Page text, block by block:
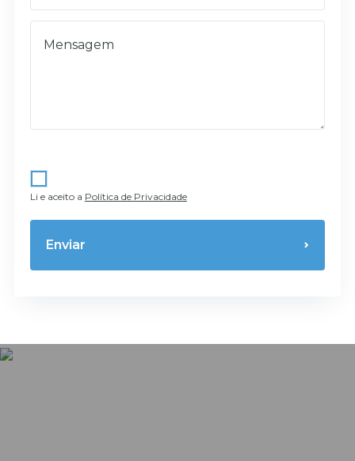
Li e aceito a Política de Privacidade
Enviar